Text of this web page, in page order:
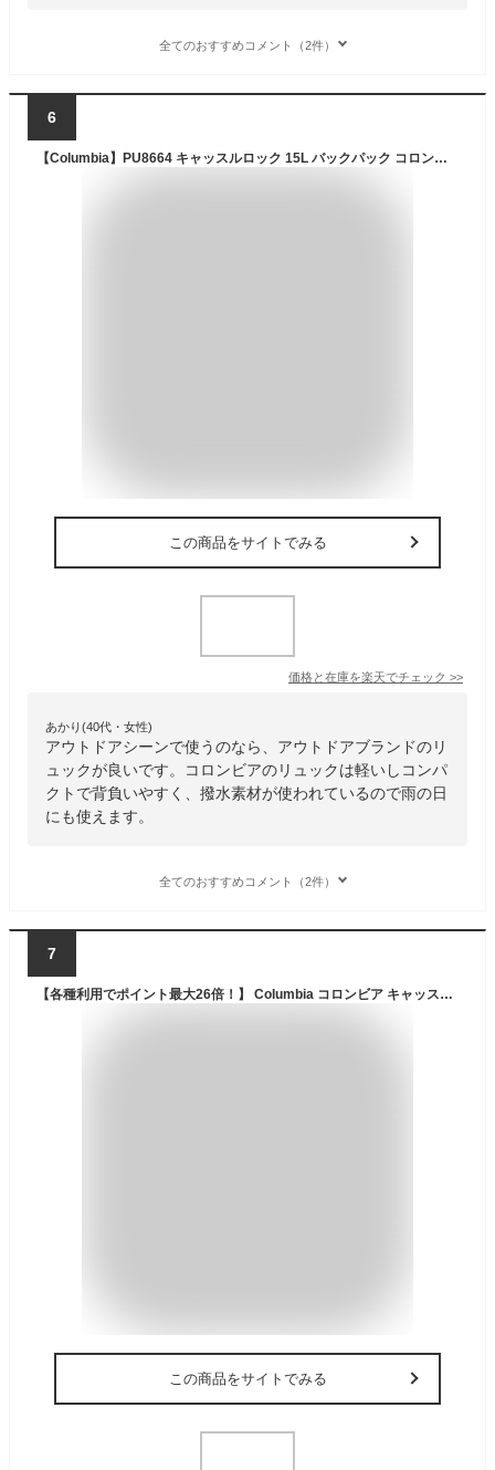
全てのおすすめコメント（2件）
6
【Columbia】PU8664 キャッスルロック 15L バックパック コロンビア メンズ レディース ブランド 通勤 通学 アウトドア 登山 ハイキング ピクニック シンプル カジュアル デイリー ロゴ ベーシック 軽量 撥水 プレゼント ギフト
この商品をサイトでみる
価格と在庫を楽天でチェック >>
あかり(40代・女性)
アウトドアシーンで使うのなら、アウトドアブランドのリ
ュックが良いです。コロンビアのリュックは軽いしコンパ
クトで背負いやすく、撥水素材が使われているので雨の日
にも使えます。
全てのおすすめコメント（2件）
7
【各種利用でポイント最大26倍！】 Columbia コロンビア キャッスルロック 15LバックパックII 男女兼用 撥水 レインカバー付き ハイキングリュック PU8664
この商品をサイトでみる